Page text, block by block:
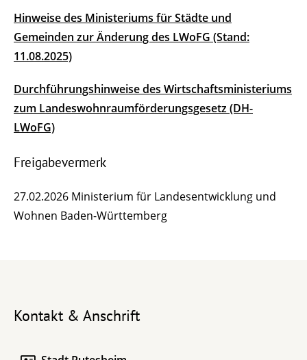
Hinweise des Ministeriums für Städte und
Gemeinden zur Änderung des LWoFG (Stand:
11.08.2025)
Durchführungshinweise des Wirtschaftsministeriums
zum Landeswohnraumförderungsgesetz (DH-
LWoFG)
Freigabevermerk
27.02.2026 Ministerium für Landesentwicklung und
Wohnen Baden-Württemberg
Kontakt & Anschrift